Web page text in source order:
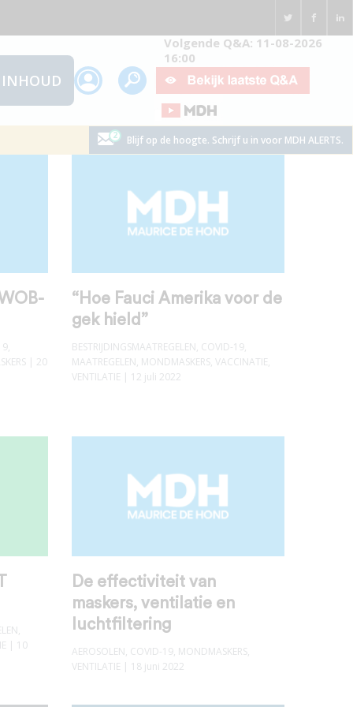
INHOUD
Volgende Q&A: 11-08-2026
16:00
Blijf op de hoogte. Schrijf u in voor MDH ALERTS.
,
| 20
“Hoe Fauci Amerika voor de
gek hield”
BESTRIJDINGSMAATREGELEN, COVID-19,
MAATREGELEN, MONDMASKERS, VACCINATIE,
VENTILATIE | 12 juli 2022
,
| 10
De effectiviteit van
maskers, ventilatie en
luchtfiltering
AEROSOLEN, COVID-19, MONDMASKERS,
VENTILATIE | 18 juni 2022